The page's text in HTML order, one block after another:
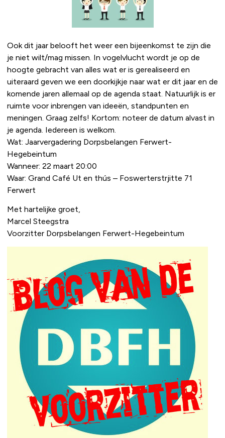
Ook dit jaar belooft het weer een bijeenkomst te zijn die
je niet wilt/mag missen. In vogelvlucht wordt je op de
hoogte gebracht van alles wat er is gerealiseerd en
uiteraard geven we een doorkijkje naar wat er dit jaar en de
komende jaren allemaal op de agenda staat. Natuurlijk is er
ruimte voor inbrengen van ideeën, standpunten en
meningen. Graag zelfs! Kortom: noteer de datum alvast in
je agenda. Iedereen is welkom.
Wat: Jaarvergadering Dorpsbelangen Ferwert-
Hegebeintum
Wanneer: 22 maart 20:00
Waar: Grand Café Ut en thús – Foswerterstrjitte 71
Ferwert
Met hartelijke groet,
Marcel Steegstra
Voorzitter Dorpsbelangen Ferwert-Hegebeintum